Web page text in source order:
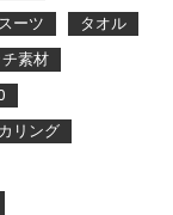
ーツ
タオル
素材
リング